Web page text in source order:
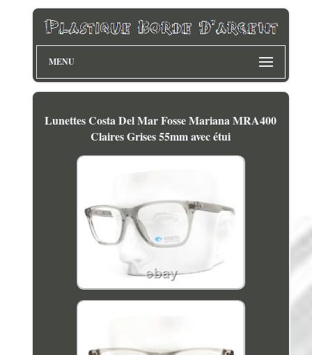
MENU
Lunettes Costa Del Mar Fosse Mariana MRA400
Claires Grises 55mm avec étui